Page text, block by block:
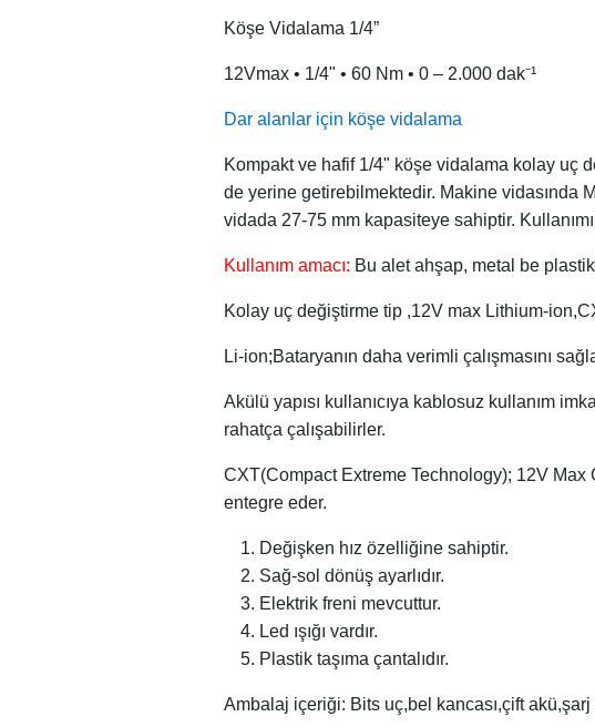
Köşe Vidalama 1/4”
12Vmax • 1/4" • 60 Nm • 0 – 2.000 dak⁻¹
Dar alanlar için köşe vidalama
Kompakt ve hafif 1/4" köşe vidalama kolay uç
de yerine getirebilmektedir. Makine vidasında
vidada 27-75 mm kapasiteye sahiptir.
Kullanım amacı: Bu alet ahşap, metal be
Kolay uç değiştirme tip ,12V max Lithium-
Li-ion;Bataryanın daha verimli çalışmasını
Akülü yapısı kullanıcıya kablosuz kullanım
rahatça çalışabilirler.
CXT(Compact Extreme Technology); 12V
entegre eder.
Değişken hız özelliğine sahiptir.
Sağ-sol dönüş ayarlıdır.
Elektrik freni mevcuttur.
Led ışığı vardır.
Plastik taşıma çantalıdır.
Ambalaj içeriği: Bits uç,bel kancası,çift akü,şarj